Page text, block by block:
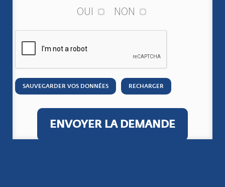
OUI NON
SAUVEGARDER VOS DONNÉES RECHARGER
ENVOYER LA DEMANDE